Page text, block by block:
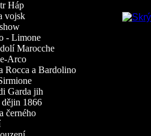
vojsk
- Limone
Marocche
Arco
Rocca a Bardolino
Garda jih
1866
černého